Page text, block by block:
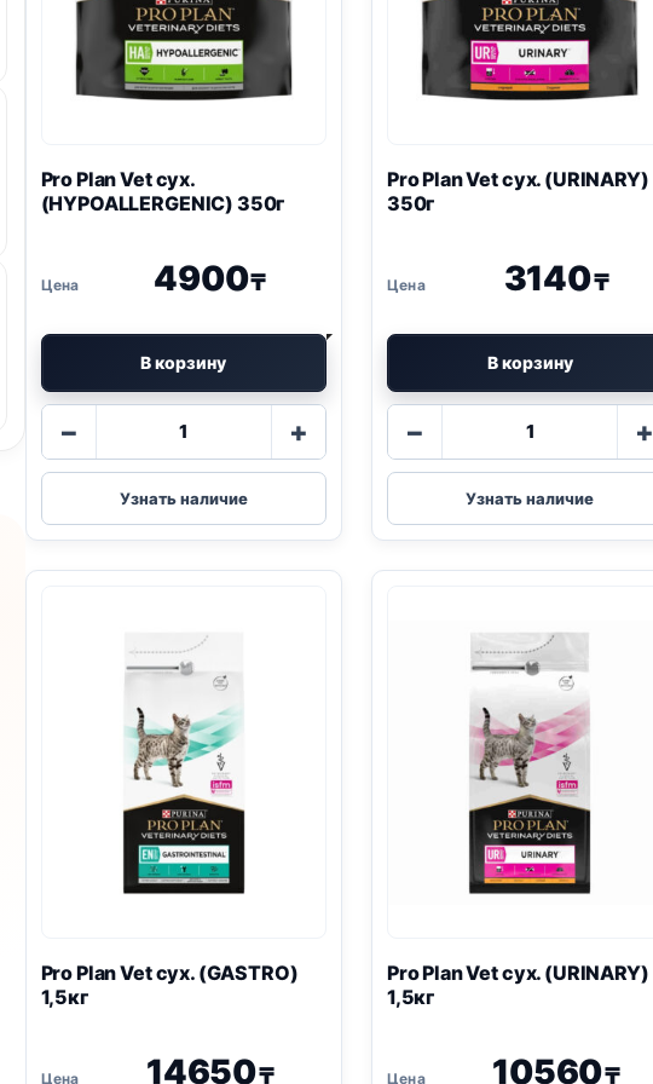
Pro PlanVet сух.
(HYPOALLERGENIC) 350г
4900₸
В корзину
−
товара
Pro
Plan
сух.
(HYPOALLERGENIC
+
Узнать наличие
Pro PlanVet сух. (URINARY)
350г
3140₸
В корзину
−
товара
Pro
Plan
сух.
(URINARY)
+
Узнать наличие
Pro PlanVet сух. (GASTRO)
1,5кг
14650₸
Pro PlanVet сух. (URINARY)
1,5кг
10560₸